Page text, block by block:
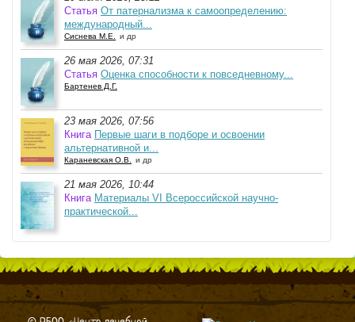
Статья От патернализма к самоопределению:
международный...
Сиснева М.Е. и др
26 мая 2026, 07:31
Статья Оценка способности к повседневному...
Бартенев Д.Г.
23 мая 2026, 07:56
Книга Первые шаги в подборе и освоении
альтернативной и...
Караневская О.В. и др
21 мая 2026, 10:44
Книга Материалы VI Всероссийской научно-
практической...